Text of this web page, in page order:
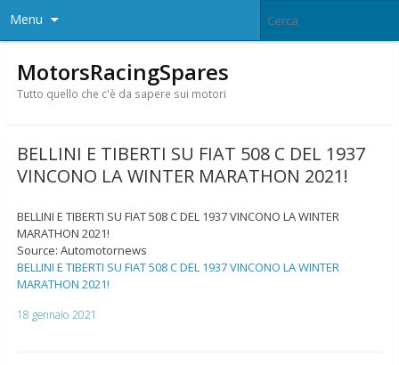
Menu
MotorsRacingSpares
Tutto quello che c'è da sapere sui motori
BELLINI E TIBERTI SU FIAT 508 C DEL 1937
VINCONO LA WINTER MARATHON 2021!
BELLINI E TIBERTI SU FIAT 508 C DEL 1937 VINCONO LA WINTER
MARATHON 2021!
Source: Automotornews
BELLINI E TIBERTI SU FIAT 508 C DEL 1937 VINCONO LA WINTER
MARATHON 2021!
18 gennaio 2021